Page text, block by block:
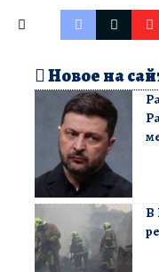
Новое на
В